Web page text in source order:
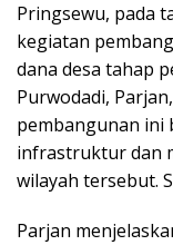
Pringsewu, pada
kegiatan
dana desa tahap
Purwodadi,
pembangunan
infrastruktur dan
wilayah tersebut.
Parjan